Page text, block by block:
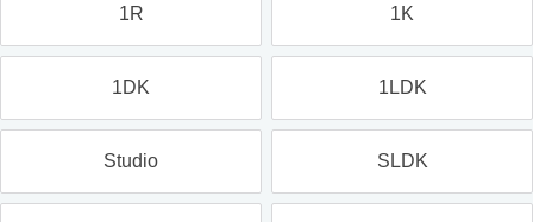
1R 1K
1DK 1LDK
Studio SLDK